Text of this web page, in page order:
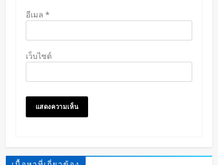
อีเมล *
เว็บไซต์